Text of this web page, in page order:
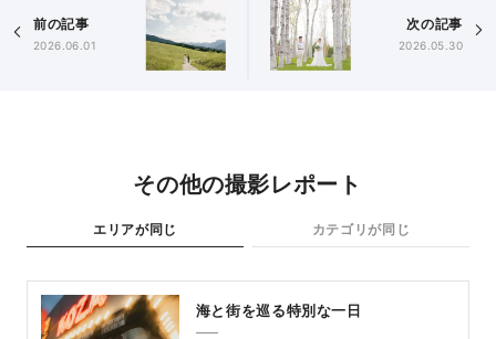
前の記事
2026.06.01
次の記事
2026.05.30
その他の撮影レポート
エリアが同じ カテゴリが同じ
海と街を巡る特別な一日